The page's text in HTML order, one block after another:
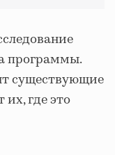
программы.
существующие
где это